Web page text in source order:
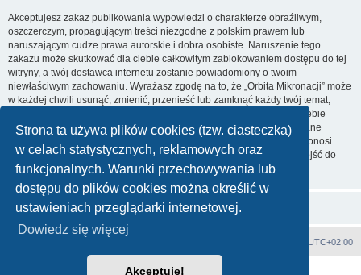
Strona ta używa plików cookies (tzw. ciasteczka)
w celach statystycznych, reklamowych oraz
funkcjonalnych. Warunki przechowywania lub
dostępu do plików cookies można określić w
ustawieniach przeglądarki internetowej.
Dowiedz się więcej
Akceptuję!
Akceptujesz zakaz publikowania wypowiedzi o charakterze obraźliwym,
oszczerczym, propagującym treści niezgodne z polskim prawem lub
naruszającym cudze prawa autorskie i dobra osobiste. Naruszenie tego
zakazu może skutkować dla ciebie całkowitym zablokowaniem dostępu do tej
witryny, a twój dostawca internetu zostanie powiadomiony o twoim
niewłaściwym zachowaniu. Wyrażasz zgodę na to, że „Orbita Mikronacji” może
w każdej chwili usunąć, zmienić, przenieść lub zamknąć każdy twój temat,
post. Wyrażasz zgodę na zapisywanie wszystkich podanych przez ciebie
informacji w naszej bazie danych. Informacje te nie będą przekazywane
nikomu bez twojej zgody, ale ani „Orbita Mikronacji”, ani phpBB nie ponosi
odpowiedzialności za włamania do witryny, podczas których może dojść do
kradzieży danych.
UTC+02:00
Technologię dostarczaphpBB® Forum Software © phpBB Limited